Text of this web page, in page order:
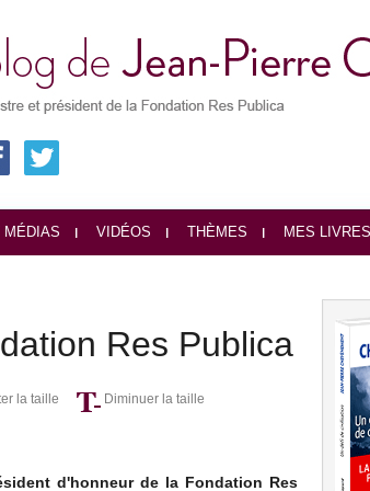
MÉDIAS VIDÉOS THÈMES MES LIVRES
Res Publica
la taille Diminuer la taille
d'honneur de la Fondation Res